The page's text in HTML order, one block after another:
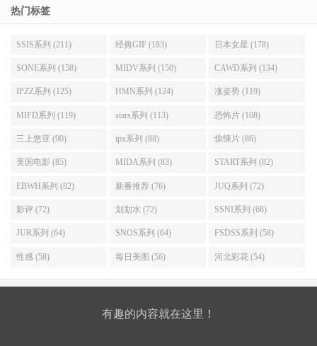
热门标签
SSIS系列 (211) 经典GIF (183) 日本女星 (178)
SONE系列 (158) MIDV系列 (150) CAWD系列 (134)
IPZZ系列 (125) HMN系列 (124) 涨姿势 (119)
MIFD系列 (119) stars系列 (113) 恐怖片 (108)
三上悠亚 (90) ipx系列 (88) 惊悚片 (86)
美国电影 (85) MIDA系列 (83) START系列 (82)
EBWH系列 (82) 新番推荐 (76) JUQ系列 (72)
影评 (72) 划划水 (72) SSNI系列 (68)
JUR系列 (64) SNOS系列 (64) FSDSS系列 (58)
性感 (58) 每日美图 (56) 河北彩花 (54)
有趣的内容就在这里！